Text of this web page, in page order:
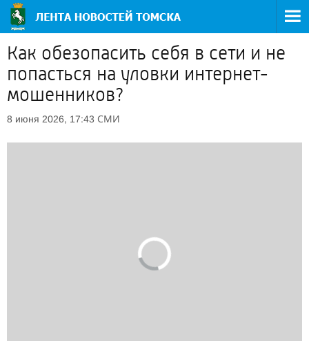
Как обезопасить себя в сети и не
попасться на уловки интернет-
мошенников?
8 июня 2026, 17:43 СМИ